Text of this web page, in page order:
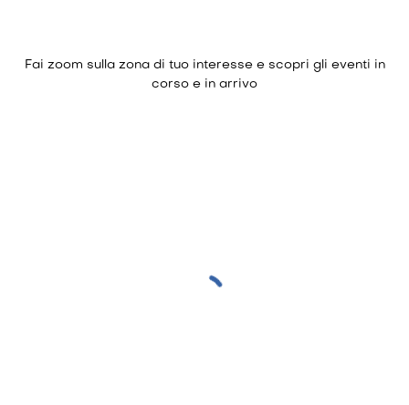
Fai zoom sulla zona di tuo interesse e scopri gli eventi in
corso e in arrivo